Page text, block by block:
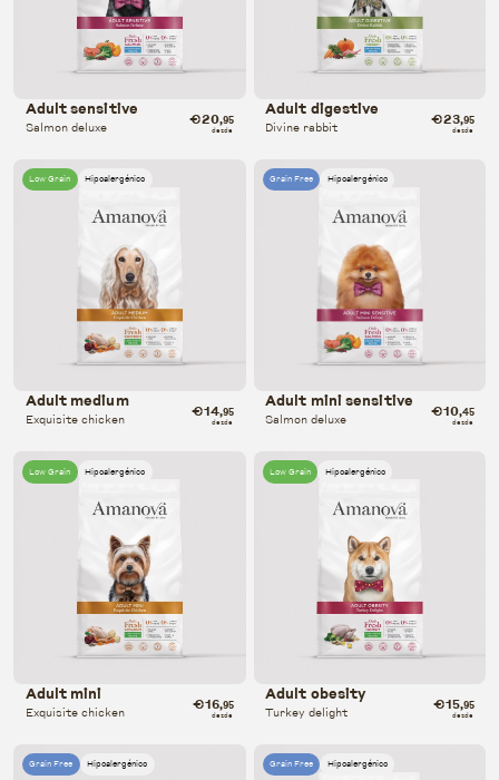
Adult sensitive
Salmon deluxe desde
€20,95
Adult digestive
Divine rabbit desde
€23,95
Low Grain Hipoalergénico
Adult medium
Exquisite chicken desde
€14,95
Hipoalergénico
Grain Free
Adult mini sensitive
Salmon deluxe desde
€10,45
Low Grain Hipoalergénico
Adult mini
Exquisite chicken desde
€16,95
Low Grain Hipoalergénico
Adult obesity
Turkey delight desde
€15,95
Hipoalergénico
Grain Free Hipoalergénico
Grain Free